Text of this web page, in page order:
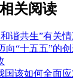
相关阅读
谐共生”有关
“十五五”的创
该如何全面